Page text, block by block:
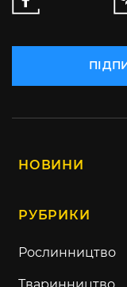
НОВИНИ
РУБРИКИ
Рослинництво
Тваринництво